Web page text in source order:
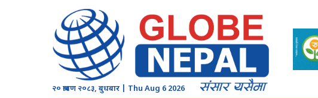
२० श्रावण २०८३, बुधबार | Thu Aug 6 2026